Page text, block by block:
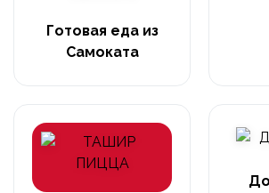
Готовая еда из
Самоката